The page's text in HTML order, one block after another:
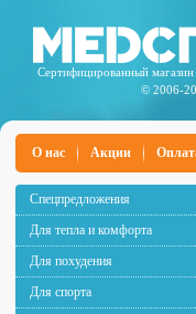
Сертифицированный
© 2006-
О нас Акции
Спецпредложения
Для тепла и комфорта
Для похудения
Для спорта